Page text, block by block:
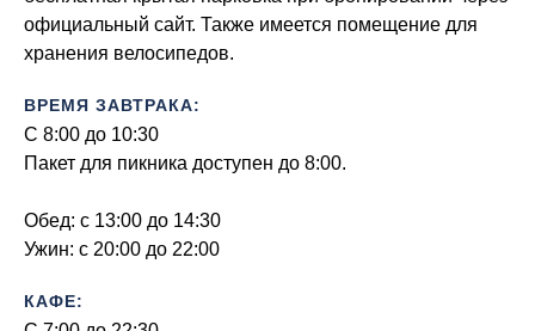
официальный сайт. Также имеется помещение для
хранения велосипедов.
ВРЕМЯ ЗАВТРАКА:
С 8:00 до 10:30
Пакет для пикника доступен до 8:00.
Обед: с 13:00 до 14:30
Ужин: с 20:00 до 22:00
КАФЕ: